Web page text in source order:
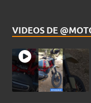
VIDEOS DE